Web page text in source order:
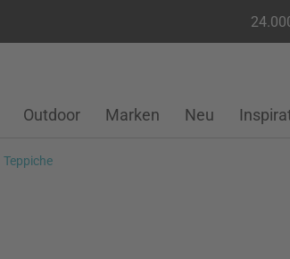
Seiteninhalt
Suchfeld
Outdoor Marken Neu
Teppiche